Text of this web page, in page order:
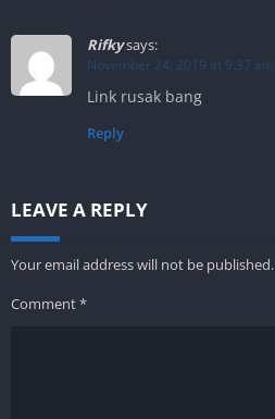
Rifkysays:
November 24, 2019 at 9:37 am
Link rusak bang
Reply
LEAVE A REPLY
Your email address will not be published.
Comment*